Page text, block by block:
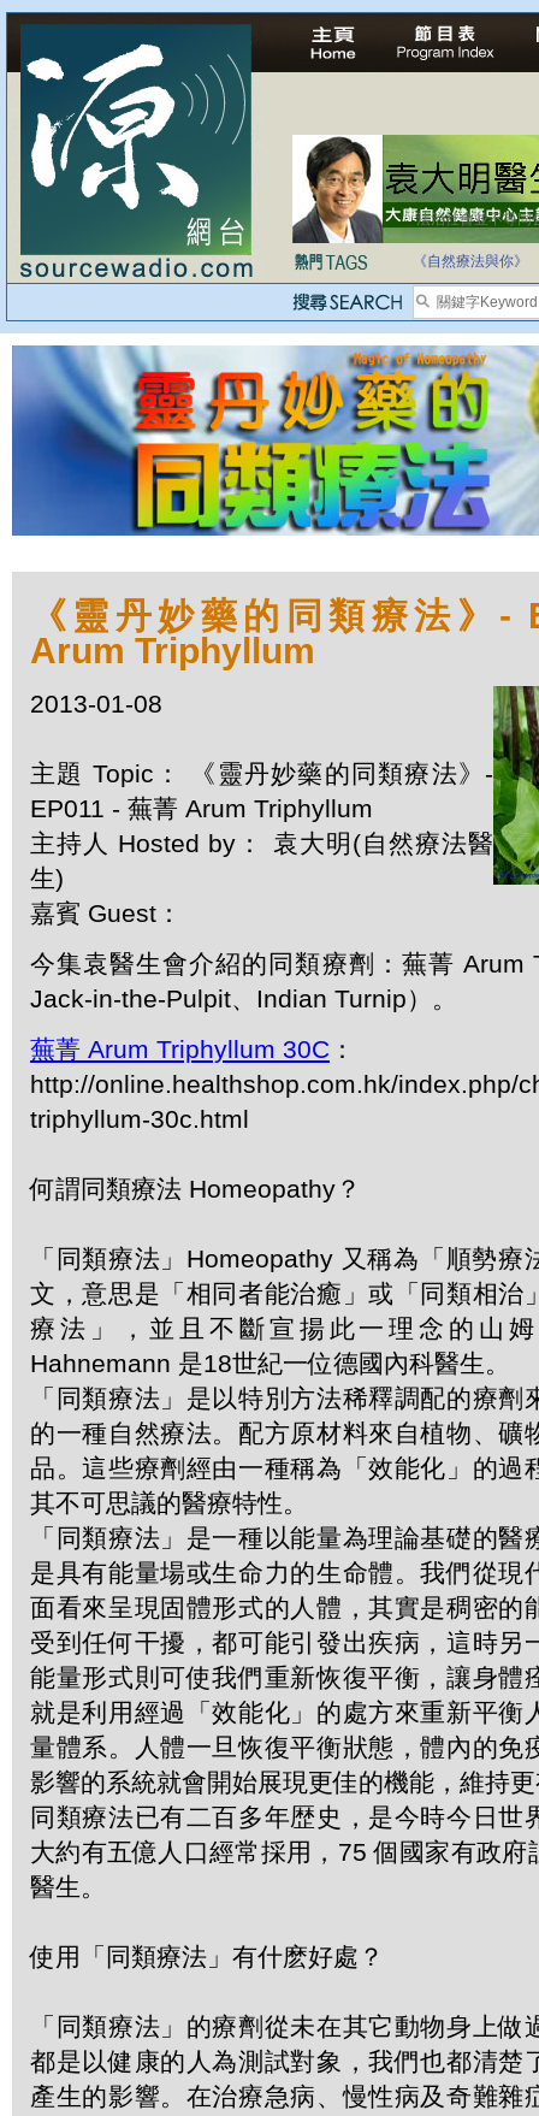
法治社會並不等同
自家教育合法化-
《自然療法與你》
《靈丹妙藥的同類療法》-
Arum Triphyllum
2013-01-08
主題 Topic： 《靈丹妙藥的同類療法》-
EP011 - 蕪菁 Arum Triphyllum
主持人 Hosted by： 袁大明(自然療法醫
生)
嘉賓 Guest：
今集袁醫生會介紹的同類療劑：蕪菁 Arum
Jack-in-the-Pulpit、Indian Turnip）。
蕪菁 Arum Triphyllum 30C ：
http://online.healthshop.com.hk/index.php/
triphyllum-30c.html
何謂同類療法 Homeopathy？
「同類療法」Homeopathy 又稱為「順勢療
文，意思是「相同者能治癒」或「同類相治
療法」，並且不斷宣揚此一理念的山
Hahnemann 是18世紀一位德國內科醫生。
「同類療法」是以特別方法稀釋調配的療劑
的一種自然療法。配方原材料來自植物、礦
品。這些療劑經由一種稱為「效能化」的過
其不可思議的醫療特性。
「同類療法」是一種以能量為理論基礎的醫
是具有能量場或生命力的生命體。我們從現
面看來呈現固體形式的人體，其實是稠密的
受到任何干擾，都可能引發出疾病，這時另
能量形式則可使我們重新恢復平衡，讓身體
就是利用經過「效能化」的處方來重新平衡
量體系。人體一旦恢復平衡狀態，體內的免
影響的系統就會開始展現更佳的機能，維持
同類療法已有二百多年歴史，是今時今日世
大約有五億人口經常採用，75 個國家有政府
醫生。
使用「同類療法」有什麽好處？
「同類療法」的療劑從未在其它動物身上做
都是以健康的人為測試對象，我們也都清楚
產生的影響。在治療急病、慢性病及奇難雜